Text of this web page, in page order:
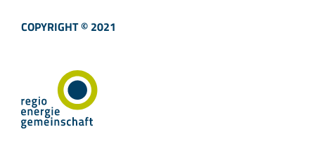
COPYRIGHT © 2021